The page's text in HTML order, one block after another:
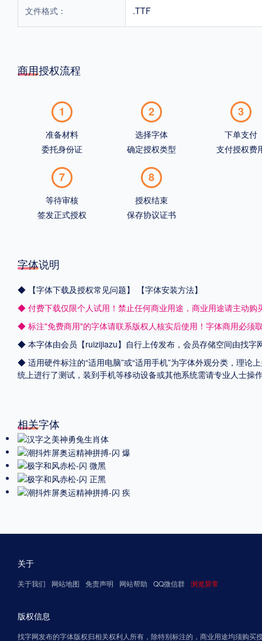
文件格式： .TTF
商用授权流程
1
准备材料
委托身份证
2
选择字体
确定授权类型
3
下单支付
支付授权费
7
等待审核
签发正式授权
8
授权结束
保存协议证书
字体说明
◆ 【字体下载及授权常见问题】
【字体安装方法】
◆ 付费下载仅限个人试用！禁止任何商业用途，商业用途请主动购
◆ 标注"免费商用"的字体请联系版权人核实后使用！字体商用必须
◆ 本字体由会员【ruizijiazu】自行上传发布，会员存储空间由找
◆ 适用硬件标注的“适用电脑”或“适用手机”为字体外观分类，理论
统上进行了测试，装到手机等移动设备或其他系统需请专业人士
相关字体
关于
关于我们 网站地图 免责声明 网站帮助 QQ微信群 浏览异常
版权信息
找字网发布的字体版权归相关权利人所有，除特别标注的，商业用途均须购买